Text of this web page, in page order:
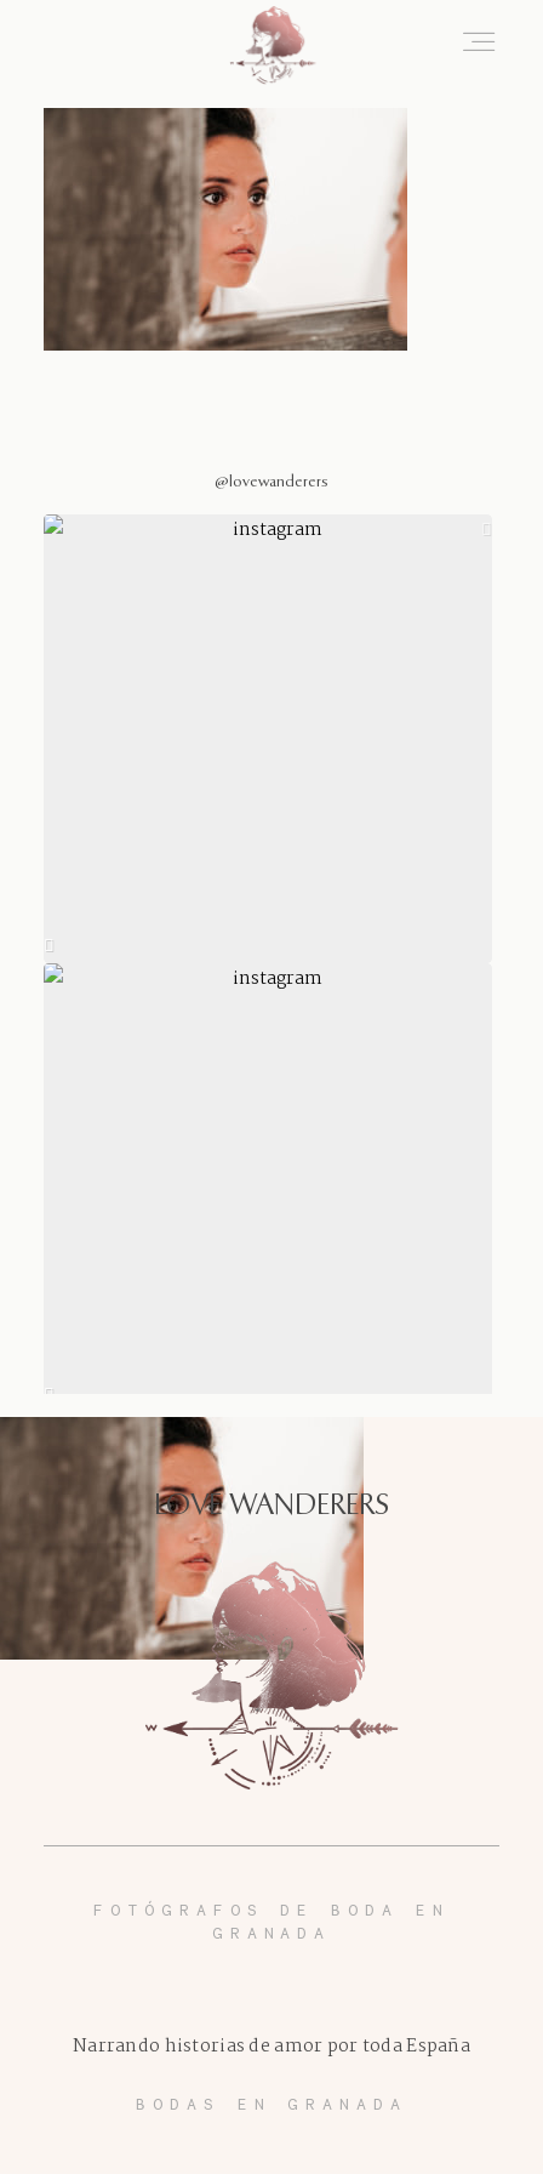
@lovewanderers
LOVE WANDERERS
FOTÓGRAFOS DE BODA EN
GRANADA
BODAS EN GRANADA
Narrando historias de amor por toda España
Home
Blog
Sobre Nosotros